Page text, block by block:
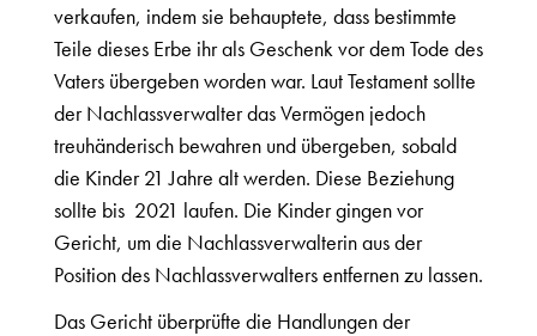
verkaufen, indem sie behauptete, dass bestimmte
Teile dieses Erbe ihr als Geschenk vor dem Tode des
Vaters übergeben worden war. Laut Testament sollte
der Nachlassverwalter das Vermögen jedoch
treuhänderisch bewahren und übergeben, sobald
die Kinder 21 Jahre alt werden. Diese Beziehung
sollte bis 2021 laufen. Die Kinder gingen vor
Gericht, um die Nachlassverwalterin aus der
Position des Nachlassverwalters entfernen zu lassen.
Das Gericht überprüfte die Handlungen der